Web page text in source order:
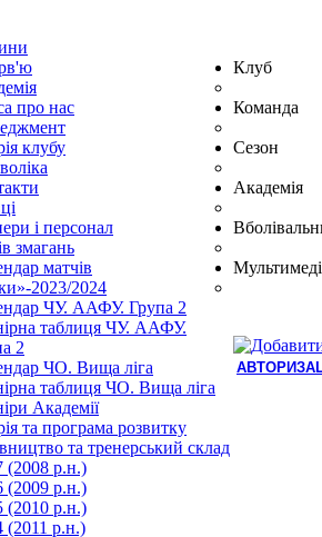
про нас
Клуб
клубу
Команда
і персонал
змагань
Сезон
матчів
2023/2024
ЧУ. ААФУ. Група 2
таблиця ЧУ. ААФУ.
2
ЧО. Вища ліга
таблиця ЧО. Вища ліга
Академія
Академії
та програма розвитку
та тренерський склад
(2008 р.н.)
(2009 р.н.)
(2010 р.н.)
(2011 р.н.)